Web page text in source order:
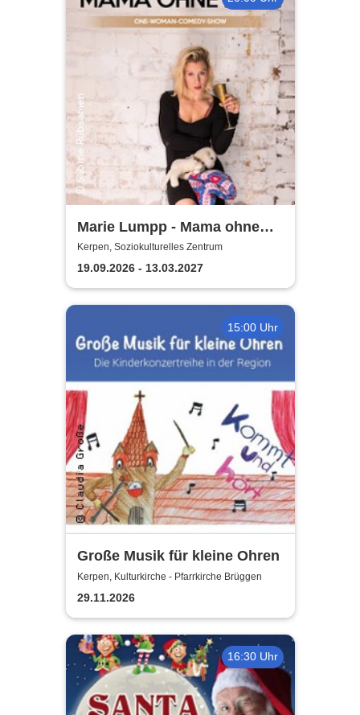
Marie Lumpp - Mama ohne
Plan
Kerpen, Soziokulturelles Zentrum
19.09.2026 - 13.03.2027
15:00 Uhr
Große Musik für kleine Ohren
Kerpen, Kulturkirche - Pfarrkirche Brüggen
29.11.2026
16:30 Uhr